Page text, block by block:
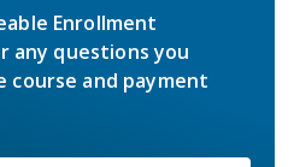
Enrollment
any questions you
course and payment